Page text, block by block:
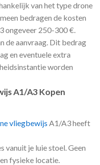
van het type drone
bedragen de kosten
ongeveer 250-300 €.
de aanvraag. Dit bedrag
en eventuele extra
worden
A1/A3 Kopen
vliegbewijs A1/A3 heeft
vanuit je luie stoel. Geen
fysieke locatie.